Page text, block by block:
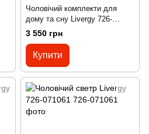
Чоловічий комплекти для
дому та сну Livergy 726-
071359
3 550 грн
Купити